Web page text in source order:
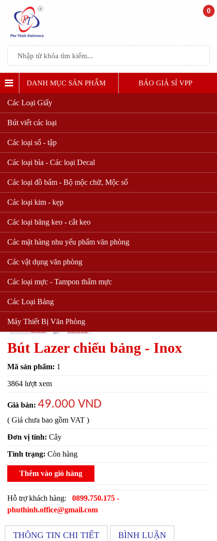
DANH MỤC SẢN PHẨM BÁO GIẢ SỈ VPP
Các Loại Giấy
Bút viết các loại
Các loại sổ - tập
Các loại bìa - Các loại Decal
Các loại đồ bấm - Bộ mộc chữ, Mộc số
Các loại kim - kẹp
Các loại băng keo - cắt keo
Các mặt hàng nhu yếu phẩm văn phòng
Các vật dụng văn phòng
Các loại mực - Tampon thấm mực
Các Loại Bảng
Máy Thiết Bị Văn Phòng
Bút Lazer chiếu bảng - Inox
Mã sản phẩm: 1
3864 lượt xem
Giá bán: 49.000 VND
( Giá chưa bao gồm VAT )
Đơn vị tính: Cây
Tình trạng: Còn hàng
Thêm vào giỏ hàng
Hỗ trợ khách hàng: 0899.750.175 -
phuthinh.office@gmail.com
THÔNG TIN CHI TIẾT BÌNH LUẬN
0